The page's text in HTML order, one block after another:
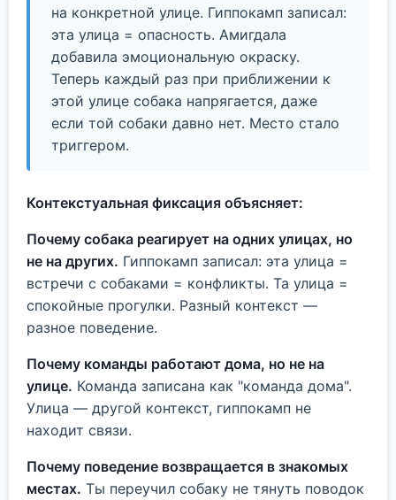
на конкретной улице. Гиппокамп записал:
эта улица = опасность. Амигдала
добавила эмоциональную окраску.
Теперь каждый раз при приближении к
этой улице собака напрягается, даже
если той собаки давно нет. Место стало
триггером.
Контекстуальная фиксация объясняет:
Почему собака реагирует на одних улицах, но
не на других. Гиппокамп записал: эта улица =
встречи с собаками = конфликты. Та улица =
спокойные прогулки. Разный контекст —
разное поведение.
Почему команды работают дома, но не на
улице. Команда записана как "команда дома".
Улица — другой контекст, гиппокамп не
находит связи.
Почему поведение возвращается в знакомых
местах. Ты переучил собаку не тянуть поводок